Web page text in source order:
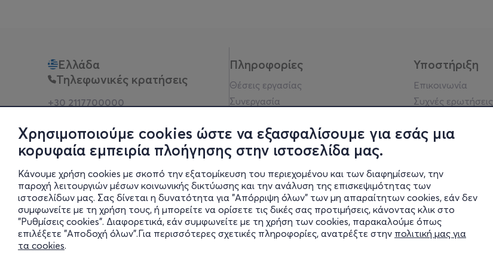
Χρησιμοποιούμε cookies ώστε να εξασφαλίσουμε για εσάς μια
κορυφαία εμπειρία πλοήγησης στην ιστοσελίδα μας.
Κάνουμε χρήση cookies με σκοπό την εξατομίκευση του περιεχομένου και των διαφημίσεων, την
παροχή λειτουργιών μέσων κοινωνικής δικτύωσης και την ανάλυση της επισκεψιμότητας των
ιστοσελίδων μας. Σας δίνεται η δυνατότητα για "Απόρριψη όλων" των μη απαραίτητων cookies, εάν δεν
συμφωνείτε με τη χρήση τους, ή μπορείτε να ορίσετε τις δικές σας προτιμήσεις, κάνοντας κλικ στο
"Ρυθμίσεις cookies". Διαφορετικά, εάν συμφωνείτε με τη χρήση των cookies, παρακαλούμε όπως
επιλέξετε "Αποδοχή όλων".Για περισσότερες σχετικές πληροφορίες, ανατρέξτε στην πολιτική μας για
τα cookies.
Ελλάδα
Τηλεφωνικές κρατήσεις
+30 2117700000
Φυσικά σημεία
Πληροφορίες
Θέσεις εργασίας
Συνεργασία
Πολιτική απορρήτου
Νομική σημείωση
Blog
Οικονομικά στοιχεία
Πολιτικές Εταιρείας
Έκθεση Διαφάνειας
Υποστήριξη
Επικοινωνία
Συχνές ερωτήσεις
Υπηρεσίες
Σύνδεση reseller